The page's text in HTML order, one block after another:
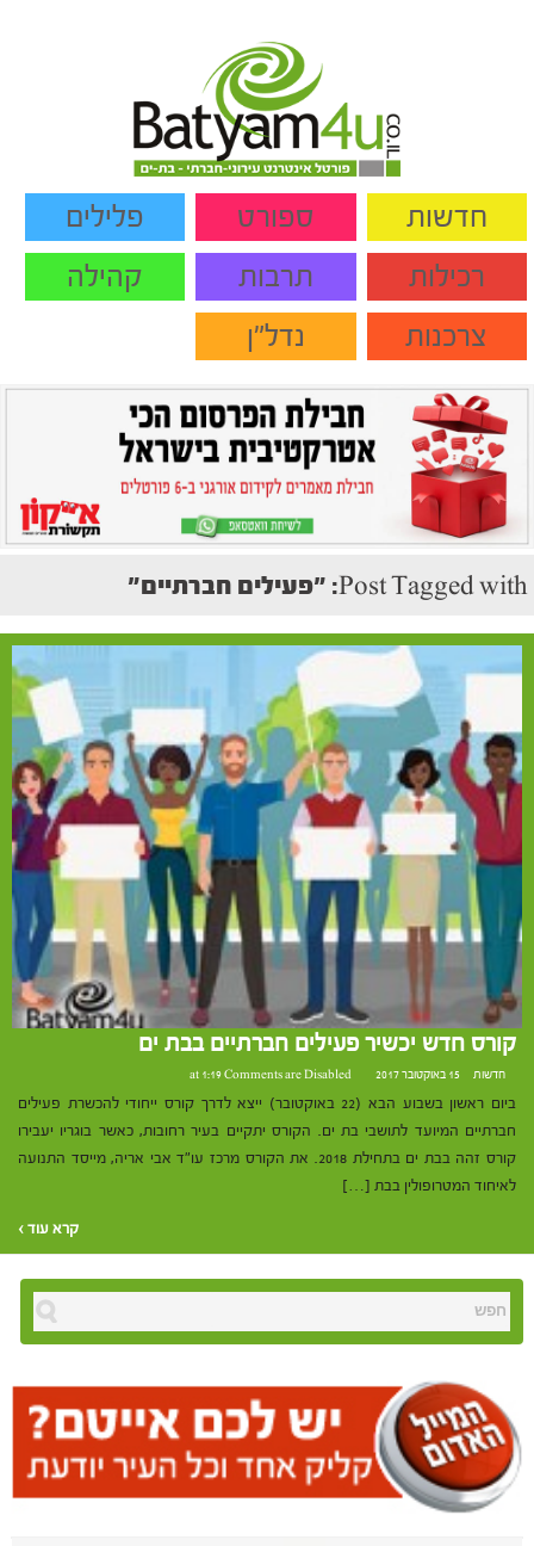
חדשות ספורט
פלילים
רכילות
תרבות
קהילה
צרכנות
נדל"ן
Post Tagged with: "פעילים חברתיים"
קורס חדש יכשיר פעילים חברתיים בבת ים
חדשות 15 באוקטובר 2017 at 1:19 Comments are Disabled
ביום ראשון בשבוע הבא (22 באוקטובר) ייצא לדרך קורס ייחודי להכשרת פעילים
חברתיים המיועד לתושבי בת ים. הקורס יתקיים בעיר רחובות, כאשר בוגריו יעבירו
קורס זהה בבת ים בתחילת 2018. את הקורס מרכז עו"ד אבי אריה, מייסד התנועה
לאיחוד המטרופולין בבת […]
קרא עוד ›